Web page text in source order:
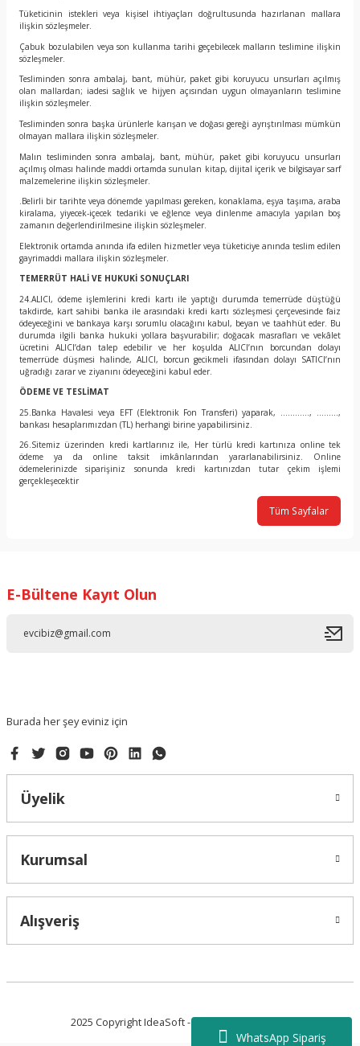
WhatsApp Sipariş
Tüketicinin istekleri veya kişisel ihtiyaçları doğrultusunda hazırlanan mallara
ilişkin sözleşmeler.
Çabuk bozulabilen veya son kullanma tarihi geçebilecek malların teslimine ilişkin
sözleşmeler.
Tesliminden sonra ambalaj, bant, mühür, paket gibi koruyucu unsurları açılmış
olan mallardan; iadesi sağlık ve hijyen açısından uygun olmayanların teslimine
ilişkin sözleşmeler.
Tesliminden sonra başka ürünlerle karışan ve doğası gereği ayrıştırılması mümkün
olmayan mallara ilişkin sözleşmeler.
Malın tesliminden sonra ambalaj, bant, mühür, paket gibi koruyucu unsurları
açılmış olması halinde maddi ortamda sunulan kitap, dijital içerik ve bilgisayar sarf
malzemelerine ilişkin sözleşmeler.
.Belirli bir tarihte veya dönemde yapılması gereken, konaklama, eşya taşıma, araba
kiralama, yiyecek-içecek tedariki ve eğlence veya dinlenme amacıyla yapılan boş
zamanın değerlendirilmesine ilişkin sözleşmeler.
Elektronik ortamda anında ifa edilen hizmetler veya tüketiciye anında teslim edilen
gayrimaddi mallara ilişkin sözleşmeler.
TEMERRÜT HALİ VE HUKUKİ SONUÇLARI
24.ALICI, ödeme işlemlerini kredi kartı ile yaptığı durumda temerrüde düştüğü
takdirde, kart sahibi banka ile arasındaki kredi kartı sözleşmesi çerçevesinde faiz
ödeyeceğini ve bankaya karşı sorumlu olacağını kabul, beyan ve taahhüt eder. Bu
durumda ilgili banka hukuki yollara başvurabilir; doğacak masrafları ve vekâlet
ücretini ALICI’dan talep edebilir ve her koşulda ALICI’nın borcundan dolayı
temerrüde düşmesi halinde, ALICI, borcun gecikmeli ifasından dolayı SATICI’nın
uğradığı zarar ve ziyanını ödeyeceğini kabul eder.
ÖDEME VE TESLİMAT
25.Banka Havalesi veya EFT (Elektronik Fon Transferi) yaparak, ............, .........,
bankası hesaplarımızdan (TL) herhangi birine yapabilirsiniz.
26.Sitemiz üzerinden kredi kartlarınız ile, Her türlü kredi kartınıza online tek
ödeme ya da online taksit imkânlarından yararlanabilirsiniz. Online
ödemelerinizde siparişiniz sonunda kredi kartınızdan tutar çekim işlemi
gerçekleşecektir
Tüm Sayfalar
E-Bültene Kayıt Olun
Burada her şey eviniz için
Üyelik
Kurumsal
Alışveriş
2025 Copyright IdeaSoft - Tüm Hakları Saklıdır.